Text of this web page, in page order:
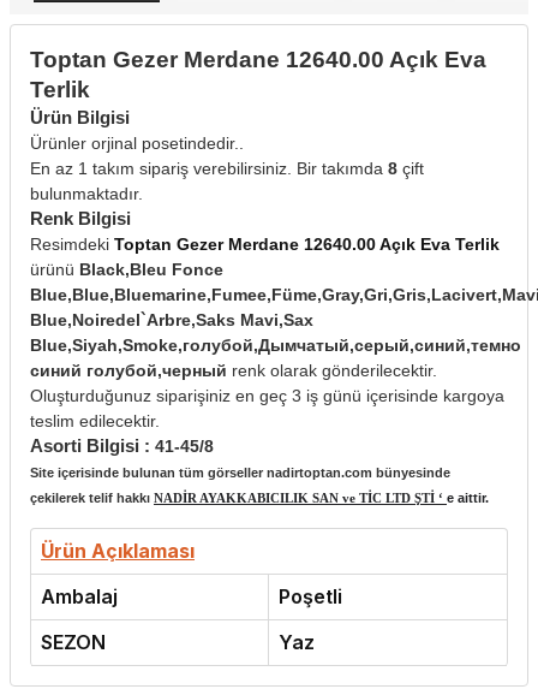
Toptan Gezer Merdane 12640.00 Açık Eva
Terlik
Ürün Bilgisi
Ürünler orjinal posetindedir..
En az 1 takım sipariş verebilirsiniz. Bir takımda 8 çift
bulunmaktadır.
Renk Bilgisi
Resimdeki Toptan Gezer Merdane 12640.00 Açık Eva Terlik
ürünü Black,Bleu Fonce
Blue,Noiredel`Arbre,Saks Mavi,Sax
Blue,Siyah,Smoke,голубой,Дымчатый,серый,синий,темно
синий голубой,черный renk olarak gönderilecektir.
Oluşturduğunuz siparişiniz en geç 3 iş günü içerisinde kargoya
teslim edilecektir.
Asorti Bilgisi : 41-45/8
Site içerisinde bulunan tüm görseller nadirtoptan.com bünyesinde
çekilerek telif hakkı NADİR AYAKKABICILIK SAN ve TİC LTD ŞTİ ‘ e aittir.
Ürün Açıklaması
Ambalaj
Poşetli
SEZON
Yaz